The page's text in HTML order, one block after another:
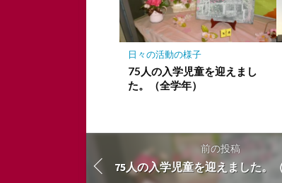
日々の活動の様子
75人の入学児童を迎えまし
た。（全学年）
前の投稿
75人の入学児童を迎えました。